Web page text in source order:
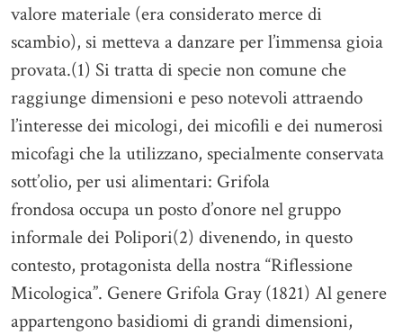
valore materiale (era considerato merce di
scambio), si metteva a danzare per l’immensa gioia
provata.(1) Si tratta di specie non comune che
raggiunge dimensioni e peso notevoli attraendo
l’interesse dei micologi, dei micofili e dei numerosi
micofagi che la utilizzano, specialmente conservata
sott’olio, per usi alimentari: Grifola
frondosa occupa un posto d’onore nel gruppo
informale dei Polipori(2) divenendo, in questo
contesto, protagonista della nostra “Riflessione
Micologica”. Genere Grifola Gray (1821) Al genere
appartengono basidiomi di grandi dimensioni,